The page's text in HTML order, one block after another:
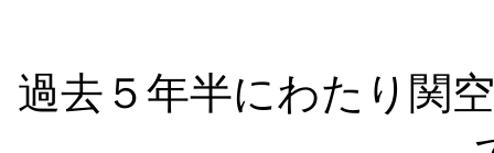
過去５年半にわたり関